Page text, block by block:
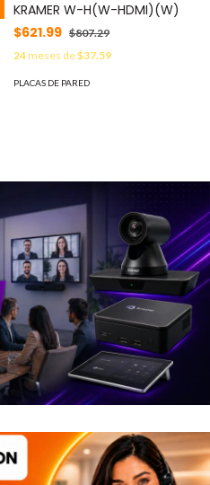
KRAMER W-H(W-HDMI)(W)
$621.99 $807.29
24meses de$37.59
PLACAS DE PARED